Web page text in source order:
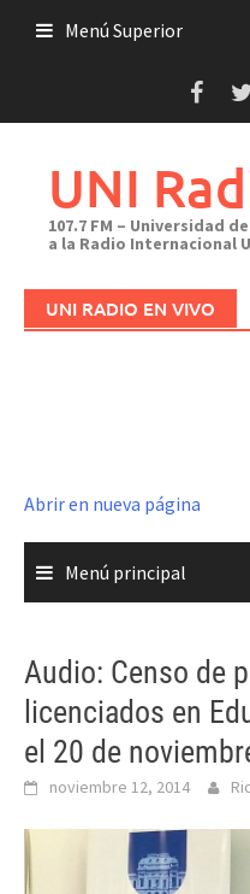
Menú Superior
UNI
107.7 FM – Universidad
a la Radio Internacional
UNI RADIO EN VIVO
Abrir en nueva página
Menú principal
Audio: Censo de
licenciados en
el 20 de
noviembre 12, 2014